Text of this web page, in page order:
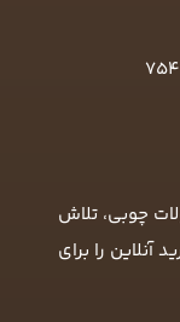
چوبی، تلاش
را برای